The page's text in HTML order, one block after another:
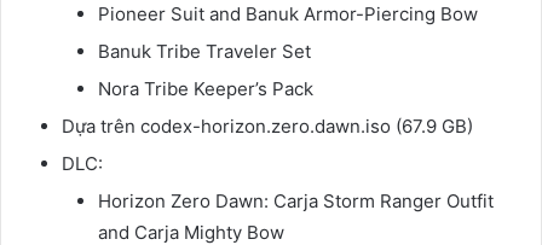
Pioneer Suit and Banuk Armor-Piercing Bow
Banuk Tribe Traveler Set
Nora Tribe Keeper’s Pack
Dựa trên codex-horizon.zero.dawn.iso (67.9 GB)
DLC:
Horizon Zero Dawn: Carja Storm Ranger Outfit
and Carja Mighty Bow